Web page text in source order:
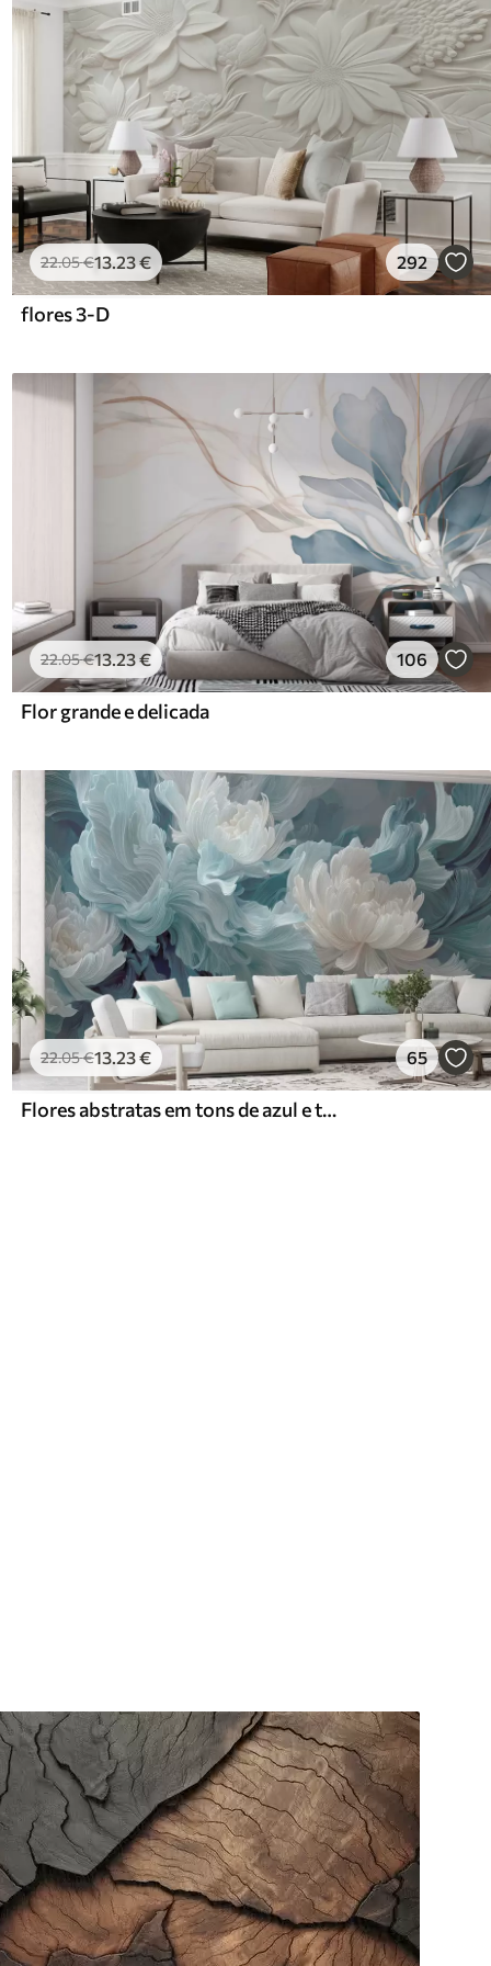
22.05€13.23€ 292
flores 3-D
22.05€13.23€ 106
Flor grande e delicada
22.05€13.23€ 65
Flores abstratas em tons de azul e turquesa